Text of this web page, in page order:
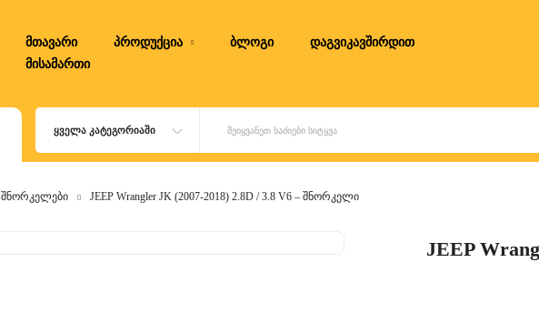
მთავარი პროდუქცია ბლოგი
დაგვიკავშირდით
მისამართი
ᲧᲕᲔᲚᲐ ᲙᲐᲢᲔᲒᲝᲠᲘᲐᲨᲘ ᲨᲔᲘᲧᲕᲐᲜᲔᲗ ᲡᲐᲫᲘᲔᲑᲘ ᲡᲘᲢᲧᲕᲐ
შნორკელები JEEP Wrangler JK (2007-2018) 2.8D / 3.8 V6 – შნორკელი
JEEP